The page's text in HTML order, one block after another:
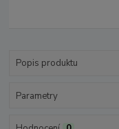
Popis produktu
Parametry